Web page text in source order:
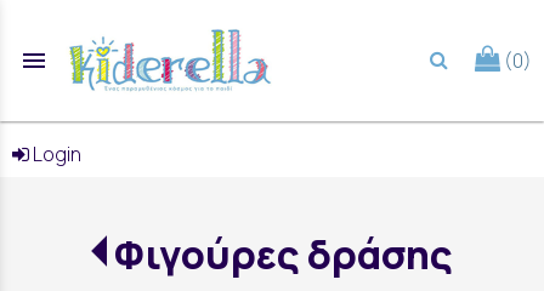
menu (0)
Login
Φιγούρες δράσης